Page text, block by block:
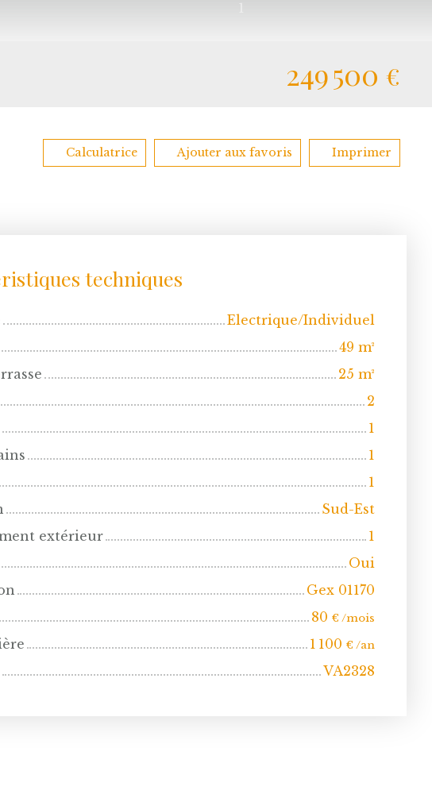
249 500 €
Calculatrice Ajouter aux favoris Imprimer
techniques
Electrique/Individuel
49 m²
25 m²
2
1
1
1
Sud-Est
extérieur
1
Oui
Gex 01170
80 € /mois
1 100 € /an
VA2328